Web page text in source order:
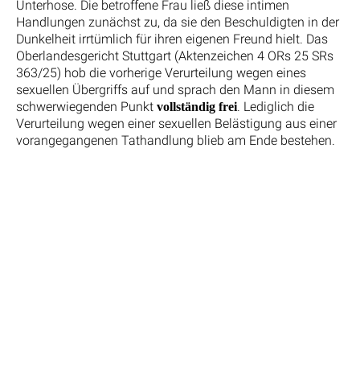
Unterhose. Die betroffene Frau ließ diese intimen
Handlungen zunächst zu, da sie den Beschuldigten in der
Dunkelheit irrtümlich für ihren eigenen Freund hielt. Das
Oberlandesgericht Stuttgart (Aktenzeichen 4 ORs 25 SRs
363/25) hob die vorherige Verurteilung wegen eines
sexuellen Übergriffs auf und sprach den Mann in diesem
schwerwiegenden Punkt vollständig frei. Lediglich die
Verurteilung wegen einer sexuellen Belästigung aus einer
vorangegangenen Tathandlung blieb am Ende bestehen.